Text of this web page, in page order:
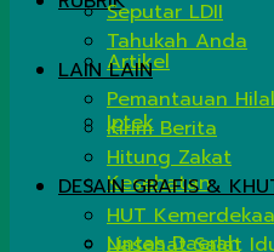
Artikel
Iptek
Kesehatan
Lintas Daerah
Seputar LDII
Tahukah Anda
LAIN LAIN
Pemantauan Hilal
Kirim Berita
Hitung Zakat
DESAIN GRAFIS &
HUT
Nasehat Salat